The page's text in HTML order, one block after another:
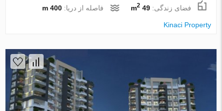
فضای زندگی:49 m
2 فاصله از دریا:400 m
Kinaci Property